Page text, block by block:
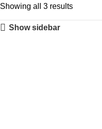
Showing all 3 results
Show sidebar